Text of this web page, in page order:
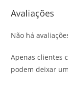
Avaliações
Não há
Apenas clientes
podem deixar